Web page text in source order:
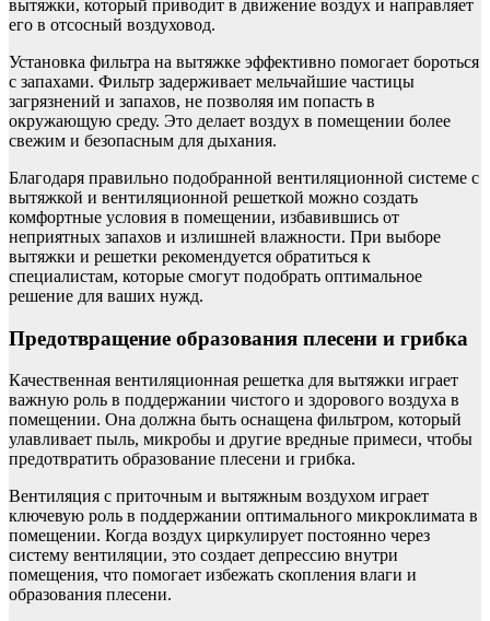
вытяжки, который приводит в движение воздух и направляет
его в отсосный воздуховод.
Установка фильтра на вытяжке эффективно помогает бороться
с запахами. Фильтр задерживает мельчайшие частицы
загрязнений и запахов, не позволяя им попасть в
окружающую среду. Это делает воздух в помещении более
свежим и безопасным для дыхания.
Благодаря правильно подобранной вентиляционной системе с
вытяжкой и вентиляционной решеткой можно создать
комфортные условия в помещении, избавившись от
неприятных запахов и излишней влажности. При выборе
вытяжки и решетки рекомендуется обратиться к
специалистам, которые смогут подобрать оптимальное
решение для ваших нужд.
Предотвращение образования плесени и грибка
Качественная вентиляционная решетка для вытяжки играет
важную роль в поддержании чистого и здорового воздуха в
помещении. Она должна быть оснащена фильтром, который
улавливает пыль, микробы и другие вредные примеси, чтобы
предотвратить образование плесени и грибка.
Вентиляция с приточным и вытяжным воздухом играет
ключевую роль в поддержании оптимального микроклимата в
помещении. Когда воздух циркулирует постоянно через
систему вентиляции, это создает депрессию внутри
помещения, что помогает избежать скопления влаги и
образования плесени.